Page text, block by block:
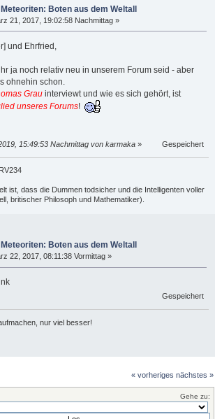
Boten aus dem Weltall
21, 2017, 19:02:58 Nachmittag »
und Ehrfried,
ja noch relativ neu in unserem Forum seid - aber
ohnehin schon.
Grau interviewt und wie es sich gehört, ist
unseres Forums!
15:49:53 Nachmittag von karmaka » Gespeichert
ist, dass die Dummen todsicher und die Intelligenten voller
britischer Philosoph und Mathematiker).
Boten aus dem Weltall
22, 2017, 08:11:38 Vormittag »
Gespeichert
nur viel besser!
« vorheriges nächstes »
Gehe zu: